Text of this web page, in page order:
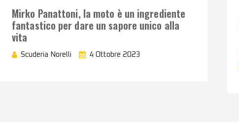
Mirko Panattoni, la moto è un ingrediente
fantastico per dare un sapore unico alla
vita
Scuderia Norelli 4 Ottobre 2023